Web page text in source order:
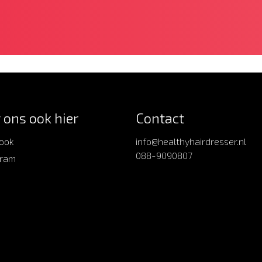
ons ook hier Contact
info@healthyhairdresser.nl
088-9090807